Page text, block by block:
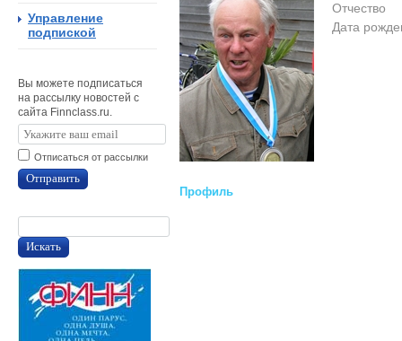
Профиль
Отчество
Дата
Управление
подпиской
Вы можете подписаться
на рассылку новостей с
сайта Finnclass.ru.
Отписаться от рассылки
Отправить
Искать